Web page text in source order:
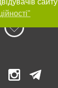
сайту